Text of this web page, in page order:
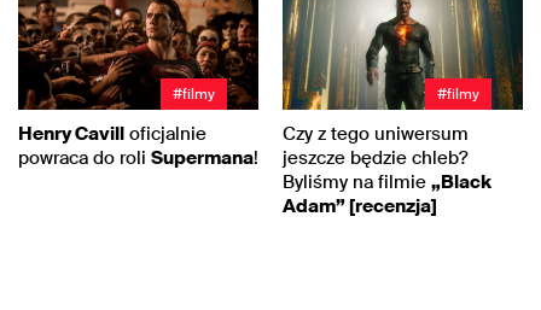
#filmy
Henry Cavill oficjalnie
powraca do roli Supermana!
#filmy
Czy z tego uniwersum
jeszcze będzie chleb?
Byliśmy na filmie „Black
Adam” [recenzja]